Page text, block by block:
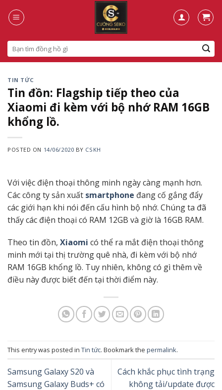
Search
for:
TIN TỨC
Tin đồn: Flagship tiếp theo của
Xiaomi đi kèm với bộ nhớ RAM 16GB
khổng lồ.
POSTED ON 14/06/2020 BY CSKH
Với việc điện thoại thông minh ngày càng mạnh hơn.
Các công ty sản xuất smartphone đang cố gắng đẩy
các giới hạn khi nói đến cấu hình bộ nhớ. Chúng ta đã
thấy các điện thoại có RAM 12GB và giờ là 16GB RAM.
Theo tin đồn, Xiaomi có thể ra mắt điện thoại thông
minh mới tại thị trường quê nhà, đi kèm với bộ nhớ
RAM 16GB khổng lồ. Tuy nhiên, không có gì thêm về
điều này được biết đến tại thời điểm này.
This entry was posted in Tin tức. Bookmark the permalink.
Samsung Galaxy S20 và
Samsung Galaxy Buds+ có
Cách khắc phục tình trạng
không tải/update được